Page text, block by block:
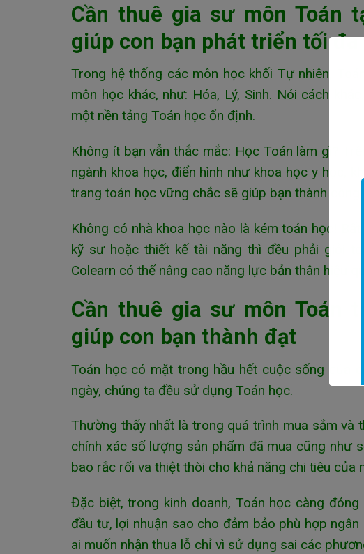
Cần thuê gia sư môn Toán
giúp con bạn phát triển tối đa
Trong hệ thống các môn học khối Tự nhiên,
môn học khác, như: Hóa, Lý, Sinh. Nói cách
một nền tảng Toán học ổn định.
Không ít bạn vẫn thắc mắc: Học Toán làm gì?
ngành khoa học, điển hình như khoa học y học,
trang toán học vững chắc sẽ giúp bạn thành công
Không có nhà khoa học nào là kém toán học!
kỹ sư hoặc thiết kế tài năng thì đều phải giỏi
Colearn có thể nâng cao năng lực bản thân hiệu
Cần thuê gia sư môn Toán
giúp con bạn thành đạt
Toán học có mặt trong hầu hết cuộc sống của
ngày, chúng ta đều sử dụng Toán học.
Thường thấy nhất là trong quá trình mua sắm và
chính xác số lượng sản phẩm đã mua cũng như
bao rắc rối va thiệt thòi cho khả năng chi tiêu của
Đặc biệt, trong kinh doanh, Toán học càng
đầu tư, lợi nhuận sao cho đảm bảo phù hợp
ai muốn nhận thua lỗ chỉ vì sử dụng sai các